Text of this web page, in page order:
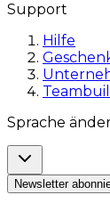
Support
Hilfe
Sprache
Newsletter